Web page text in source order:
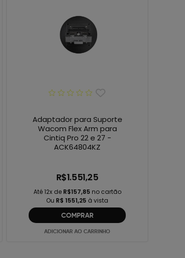
Adaptador para Suporte
Wacom Flex Arm para
Cintiq Pro 22 e 27 -
ACK64804KZ
R$1.551,25
Até 12x de R$157,85 no cartão
Ou R$ 1551,25 à vista
COMPRAR
ADICIONAR AO CARRINHO